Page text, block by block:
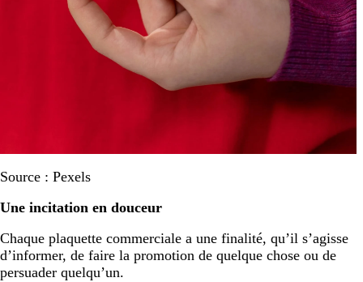
Source : Pexels
Une incitation en douceur
Chaque plaquette commerciale a une finalité, qu’il s’agisse
d’informer, de faire la promotion de quelque chose ou de
persuader quelqu’un.